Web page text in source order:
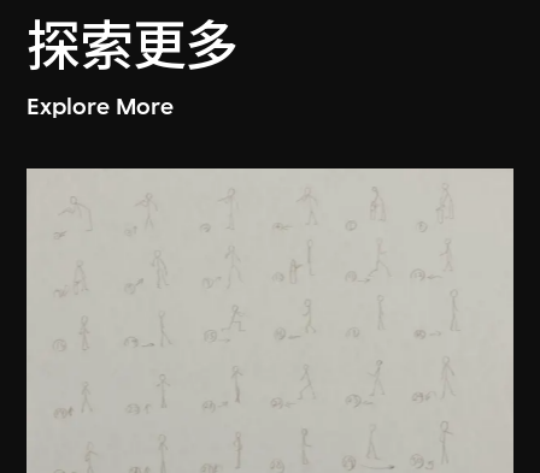
探索更多
Explore More